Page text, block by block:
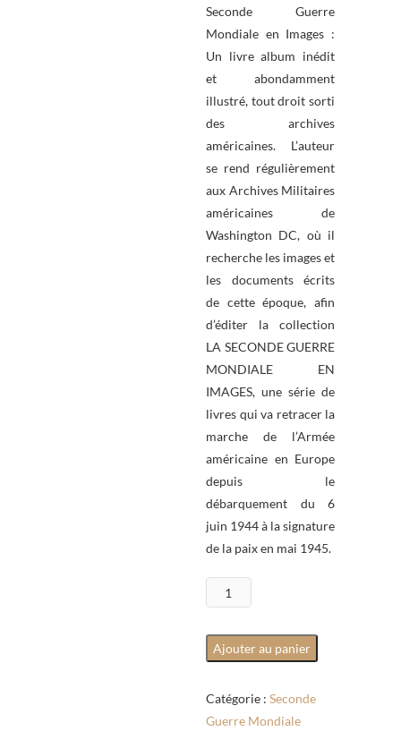
Seconde Guerre
Mondiale en Images :
Un livre album inédit
et abondamment
illustré, tout droit sorti
des archives
américaines. L’auteur
se rend régulièrement
aux Archives Militaires
américaines de
Washington DC, où il
recherche les images et
les documents écrits
de cette époque, afin
d’éditer la collection
LA SECONDE GUERRE
MONDIALE EN
IMAGES, une série de
livres qui va retracer la
marche de l’Armée
américaine en Europe
depuis le
débarquement du 6
juin 1944 à la signature
de la paix en mai 1945.
quantité
de
Le
Morbihan
les
bombes
Ajouter au panier
Catégorie : Seconde
Guerre Mondiale